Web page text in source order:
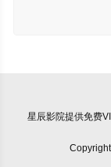
星辰影院提供免费